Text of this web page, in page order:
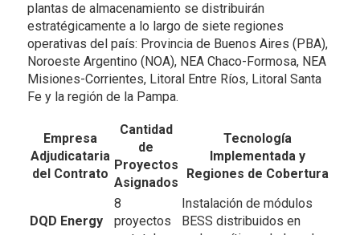
plantas de almacenamiento se distribuirán
estratégicamente a lo largo de siete regiones
operativas del país: Provincia de Buenos Aires (PBA),
Noroeste Argentino (NOA), NEA Chaco-Formosa, NEA
Misiones-Corrientes, Litoral Entre Ríos, Litoral Santa
Fe y la región de la Pampa.
Empresa
Adjudicataria
del Contrato
Cantidad
de
Proyectos
Asignados
Tecnología
Implementada y
Regiones de Cobertura
DQD Energy
8
proyectos
Instalación de módulos
BESS distribuidos en